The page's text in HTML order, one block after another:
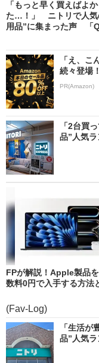
「もっと早く買えばよ
た…！」 ニトリで人気
用品”に集まった声 「
「え、
続々登場
PR(Amazon)
「2台買
品”人気
FPが解説！Apple製品
数料0円で入手する方法
(Fav-Log)
「生活が
品”人気